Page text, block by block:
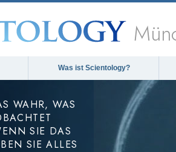
Was ist Scientology?
WAHR, WAS
SIE DAS
SIE ALLES